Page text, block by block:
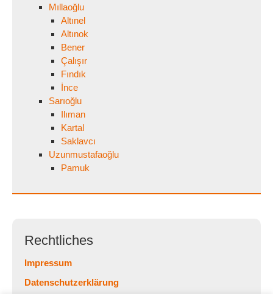
Mıllaoğlu
Altınel
Altınok
Bener
Çalışır
Fındık
İnce
Sarıoğlu
Ilıman
Kartal
Saklavcı
Uzunmustafaoğlu
Pamuk
Rechtliches
Impressum
Datenschutzerklärung